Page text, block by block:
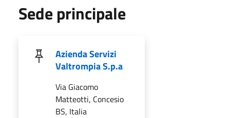
Sede principale
Azienda Servizi
Valtrompia S.p.a
Via Giacomo
Matteotti, Concesio
BS, Italia